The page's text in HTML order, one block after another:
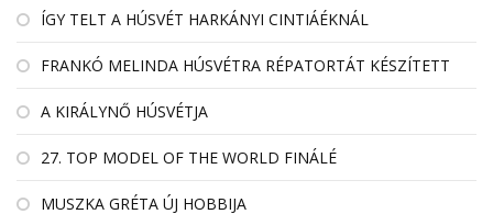
ÍGY TELT A HÚSVÉT HARKÁNYI CINTIÁÉKNÁL
FRANKÓ MELINDA HÚSVÉTRA RÉPATORTÁT KÉSZÍTETT
A KIRÁLYNŐ HÚSVÉTJA
27. TOP MODEL OF THE WORLD FINÁLÉ
MUSZKA GRÉTA ÚJ HOBBIJA